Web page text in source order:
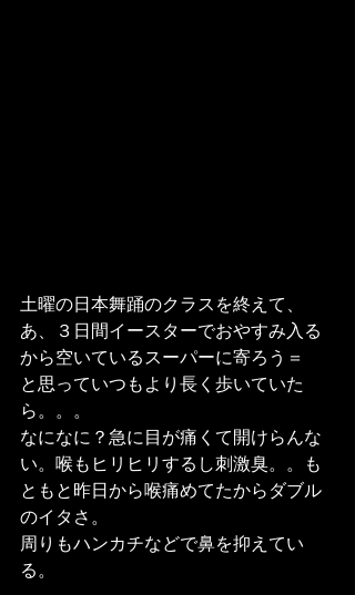
土曜の日本舞踊のクラスを終えて、
あ、３日間イースターでおやすみ入る
から空いているスーパーに寄ろう＝
と思っていつもより長く歩いていた
ら。。。
なになに？急に目が痛くて開けらんな
い。喉もヒリヒリするし刺激臭。。も
ともと昨日から喉痛めてたからダブル
のイタさ。
周りもハンカチなどで鼻を抑えてい
る。